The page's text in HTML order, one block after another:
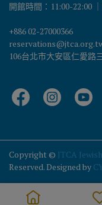
開館時間：11:00-22:00
+886 02-27000366
106台北市大安區仁愛路
Copyright © JTCA
Reserved.Designed by